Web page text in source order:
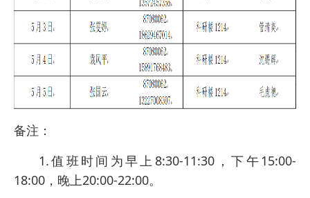
备注：
1.值班时间为早上8:30-11:30，下午15:00-
18:00，晚上20:00-22:00。